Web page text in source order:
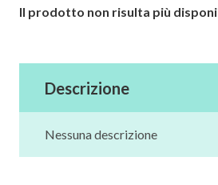
Il prodotto non risulta più
Descrizione
Nessuna descrizione